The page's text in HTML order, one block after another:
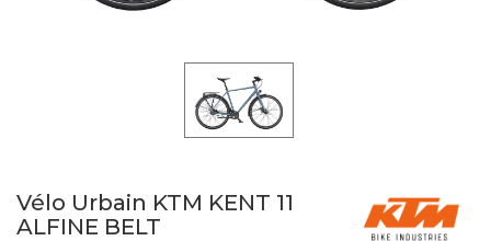
Vélo Urbain KTM KENT 11
ALFINE BELT